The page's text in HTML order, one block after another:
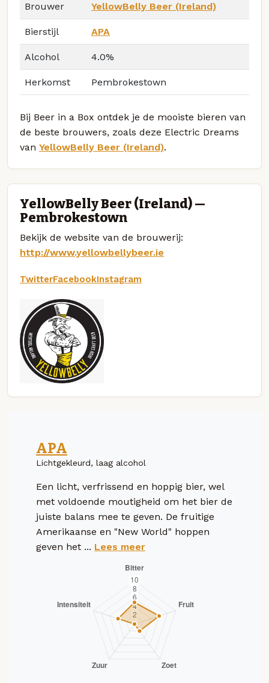
Brouwer YellowBelly Beer (Ireland)
Bierstijl APA
Alcohol 4.0%
Herkomst Pembrokestown
Bij Beer in a Box ontdek je de mooiste bieren van
de beste brouwers, zoals deze Electric Dreams
van YellowBelly Beer (Ireland).
YellowBelly Beer (Ireland) —
Pembrokestown
Bekijk de website van de brouwerij:
http://www.yellowbellybeer.ie
TwitterFacebookInstagram
APA
Lichtgekleurd, laag alcohol
Een licht, verfrissend en hoppig bier, wel
met voldoende moutigheid om het bier de
juiste balans mee te geven. De fruitige
Amerikaanse en "New World" hoppen
geven het ... Lees meer